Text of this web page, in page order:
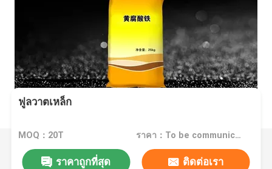
ฟูลวาตเหล็ก
MOQ：20T ราคา：To be communicated
ราคาถูกที่สุด ติดต่อเรา